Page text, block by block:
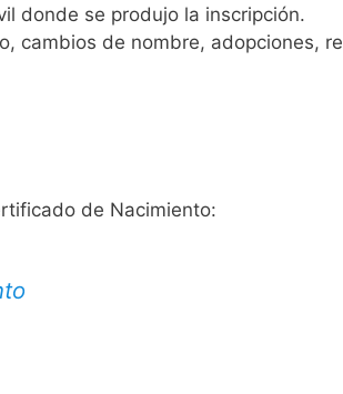
donde se produjo la inscripción.
cambios de nombre, adopciones,
de Nacimiento: